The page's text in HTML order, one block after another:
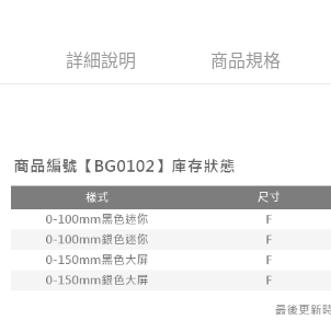
時審查核予不同之上限額度；若仍有額度不足之情形
請求用戶進行身份認證。
詳細說明 商品規格